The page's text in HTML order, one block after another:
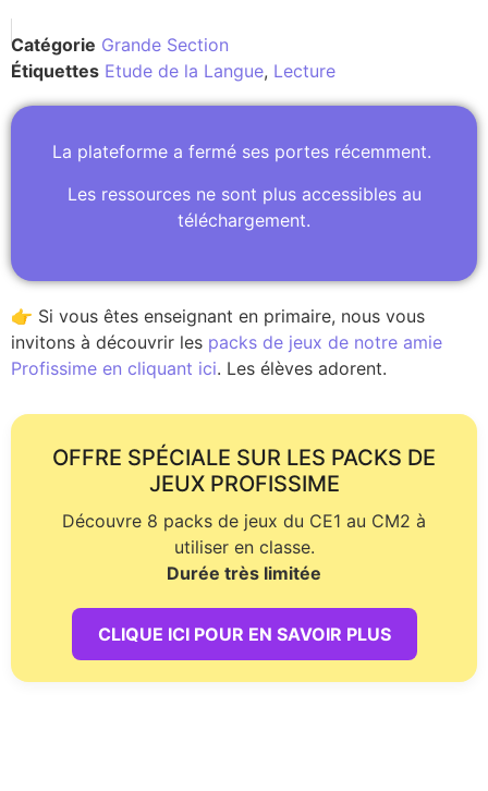
Catégorie Grande Section
Étiquettes Etude de la Langue, Lecture
La plateforme a fermé ses portes récemment.
Les ressources ne sont plus accessibles au
téléchargement.
👉 Si vous êtes enseignant en primaire, nous vous
invitons à découvrir les packs de jeux de notre amie
Profissime en cliquant ici. Les élèves adorent.
OFFRE SPÉCIALE SUR LES PACKS DE
JEUX PROFISSIME
Découvre 8 packs de jeux du CE1 au CM2 à
utiliser en classe.
Durée très limitée
CLIQUE ICI POUR EN SAVOIR PLUS